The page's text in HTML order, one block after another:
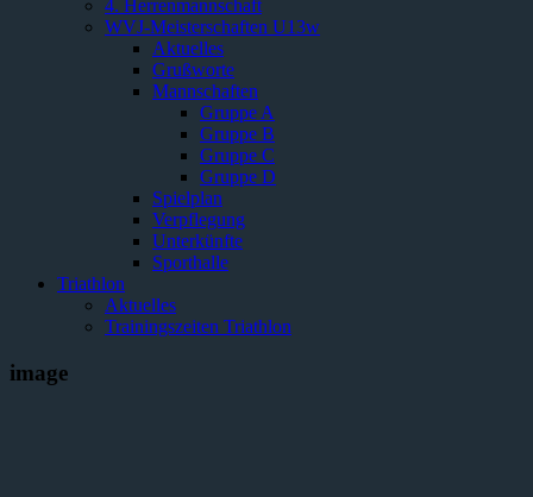
4. Herrenmannschaft
WVJ-Meisterschaften U13w
Aktuelles
Grußworte
Mannschaften
Gruppe A
Gruppe B
Gruppe C
Gruppe D
Spielplan
Verpflegung
Unterkünfte
Sporthalle
Triathlon
Aktuelles
Trainingszeiten Triathlon
image